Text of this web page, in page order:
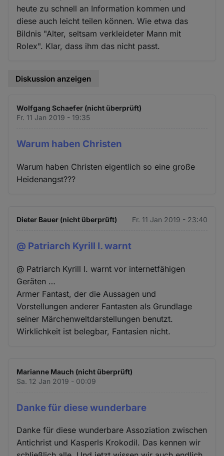
heute zu schnell an Information kommen und
diese auch leicht teilen können. Wie etwa das
Bildnis "Alter, seltsam verkleideter Mann mit
Rolex". Klar, dass ihm das nicht passt.
Diskussion anzeigen
Wolfgang Schaefer (nicht überprüft)
Fr. 11 Jan 2019 - 19:35
Warum haben Christen
Warum haben Christen eigentlich so eine große
Heidenangst???
Dieter Bauer (nicht überprüft) Fr. 11 Jan 2019 - 23:40
@ Patriarch Kyrill I. warnt
@ Patriarch Kyrill I. warnt vor internetfähigen
Geräten …
Armer Fantast, der die Aussagen und
Vorstellungen anderer Fantasten als Grundlage
seiner Märchenweltdarstellungen benutzt.
Wirklichkeit ist belegbar, Fantasien nicht.
Marianne Mauch (nicht überprüft)
Sa. 12 Jan 2019 - 00:09
Danke für diese wunderbare
Danke für diese wunderbare Assoziation zwischen
Antichrist und Kasperls Krokodil. Das kennen wir